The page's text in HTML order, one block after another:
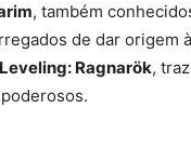
, também
de dar origem
Ragnarök,